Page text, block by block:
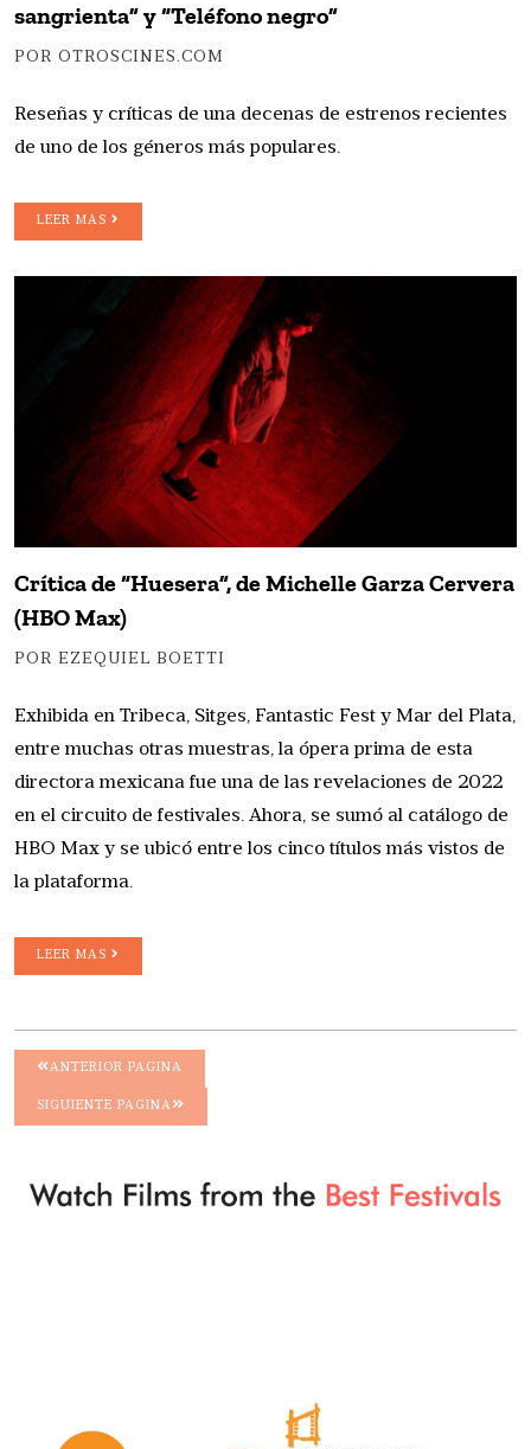
sangrienta” y “Teléfono negro”
POR OTROSCINES.COM
Reseñas y críticas de una decenas de estrenos recientes
de uno de los géneros más populares.
LEER MAS
Crítica de “Huesera”, de Michelle Garza Cervera
(HBO Max)
POR EZEQUIEL BOETTI
Exhibida en Tribeca, Sitges, Fantastic Fest y Mar del Plata,
entre muchas otras muestras, la ópera prima de esta
directora mexicana fue una de las revelaciones de 2022
en el circuito de festivales. Ahora, se sumó al catálogo de
HBO Max y se ubicó entre los cinco títulos más vistos de
la plataforma.
LEER MAS
ANTERIOR PAGINA
SIGUIENTE PAGINA